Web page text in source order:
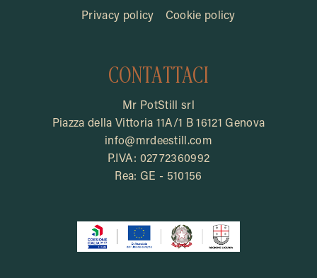
Privacy policy Cookie policy
CONTATTACI
Mr PotStill srl
Piazza della Vittoria 11A/1 B 16121 Genova
info@mrdeestill.com
P.IVA: 02772360992
Rea: GE - 510156